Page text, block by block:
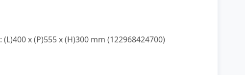
x (P)555 x (H)300 mm (122968424700)